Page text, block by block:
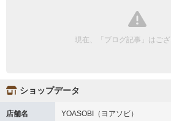
現在、「ブログ記事」はご
ショップデータ
店舗名 YOASOBI（ヨアソビ）